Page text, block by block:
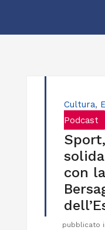
Cultura,
Podcast
con
pubblicato